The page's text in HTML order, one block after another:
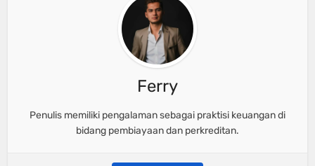
Ferry
Penulis memiliki pengalaman sebagai praktisi keuangan di
bidang pembiayaan dan perkreditan.